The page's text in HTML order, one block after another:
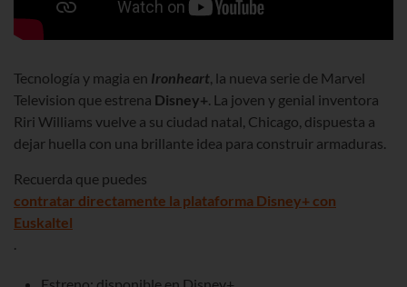
Tecnología y magia en Ironheart , la nueva serie de Marvel
Television que estrena Disney+ . La joven y genial inventora
Riri Williams vuelve a su ciudad natal, Chicago, dispuesta a
dejar huella con una brillante idea para construir armaduras.
Recuerda que puedes
contratar directamente la plataforma Disney+ con
Euskaltel
Estreno: disponible en Disney+.